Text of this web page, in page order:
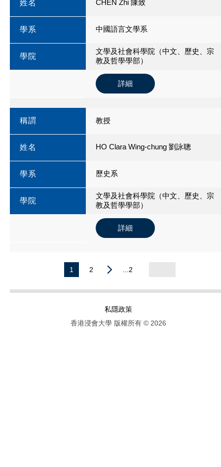
姓名 CHEN Zhi 陳致
學系 中國語言文學系
學院
文學及社會科學院（中文、歷史、宗
教及哲學學部）
詳細
稱謂 教授
姓名 HO Clara Wing-chung 劉詠聰
學系 歷史系
學院
文學及社會科學院（中文、歷史、宗
教及哲學學部）
詳細
1 2 ...2
私隱政策
香港浸會大學 版權所有 © 2026